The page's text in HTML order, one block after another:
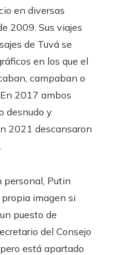
en diversas
2009. Sus viajes
de Tuvá se
en los que el
campaban o
2017 ambos
desnudo y
2021 descansaron
personal, Putin
imagen si
puesto de
del Consejo
está apartado